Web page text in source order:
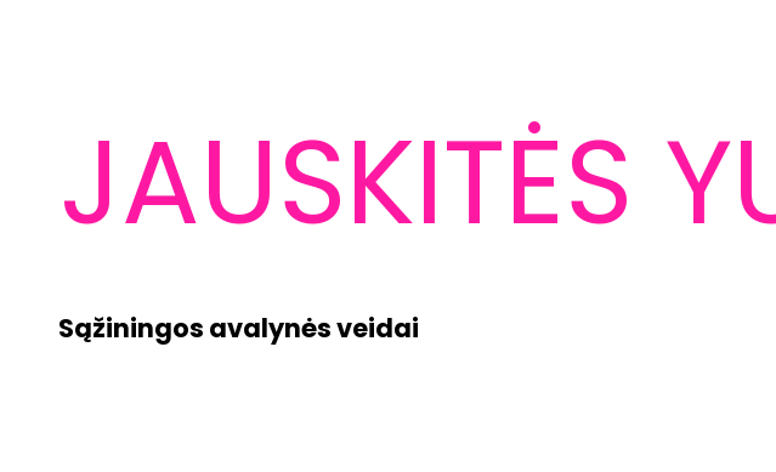
JAUSKITĖS
Sąžiningos avalynės veidai